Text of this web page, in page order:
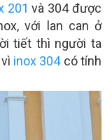
201 và 304 được
với lan can ở
tiết thì người ta
inox 304có tính